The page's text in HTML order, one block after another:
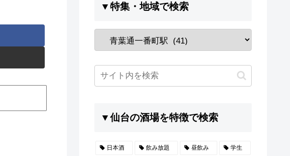
▼特集・地域で検索
▼仙台の酒場を特徴で検索
日本酒 飲み放題 昼飲み 学生